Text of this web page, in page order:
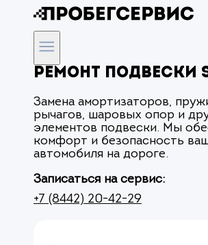
Ремонт подвески
Замена амортизаторов,
рычагов, шаровых опор и
элементов подвески. Мы
комфорт и безопасность
автомобиля на дороге.
Записаться на сервис:
+7 (8442) 20-42-29